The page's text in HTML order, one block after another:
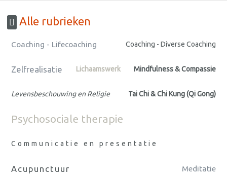
Alle rubrieken
Coaching - Lifecoaching Coaching - Diverse Coaching
Zelfrealisatie Lichaamswerk Mindfulness & Compassie
Levensbeschouwing en Religie Tai Chi & Chi Kung (Qi Gong)
Psychosociale therapie
Communicatie en presentatie
Acupunctuur Meditatie